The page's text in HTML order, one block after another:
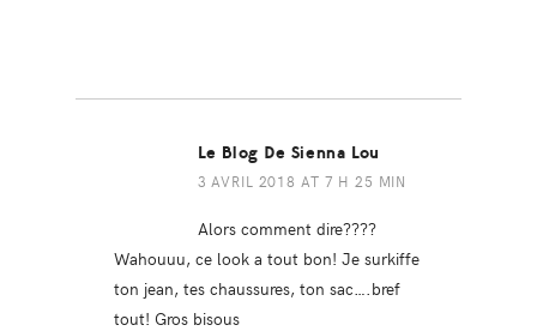
Le Blog De Sienna Lou
3 AVRIL 2018 AT 7 H 25 MIN
Alors comment dire????
Wahouuu, ce look a tout bon! Je surkiffe
ton jean, tes chaussures, ton sac….bref
tout! Gros bisous